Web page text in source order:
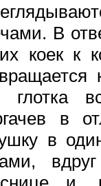
В
коек к
глотка
в
в